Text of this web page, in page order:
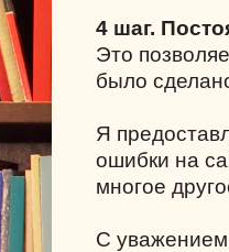
4 шаг.
Это
было
Я
ошибки на
многое
С